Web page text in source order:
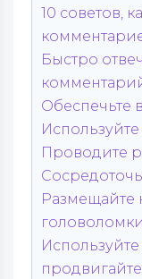
10 советов,
Быстро
Обеспечьте
Проводите
Размещайте
головоломки